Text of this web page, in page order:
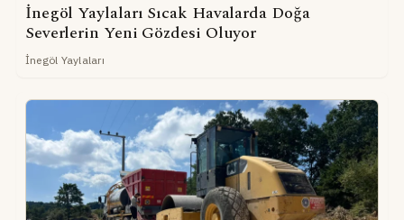
İnegöl Yaylaları Sıcak Havalarda Doğa
Severlerin Yeni Gözdesi Oluyor
İnegöl Yaylaları